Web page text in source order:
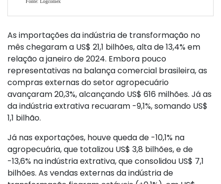
As importações da indústria de transformação no
mês chegaram a US$ 21,1 bilhões, alta de 13,4% em
relação a janeiro de 2024. Embora pouco
representativas na balança comercial brasileira, as
compras externas do setor agropecuário
avançaram 20,3%, alcançando US$ 616 milhões. Já as
da indústria extrativa recuaram -9,1%, somando US$
1,1 bilhão.
Já nas exportações, houve queda de -10,1% na
agropecuária, que totalizou US$ 3,8 bilhões, e de
-13,6% na indústria extrativa, que consolidou US$ 7,1
bilhões. As vendas externas da indústria de